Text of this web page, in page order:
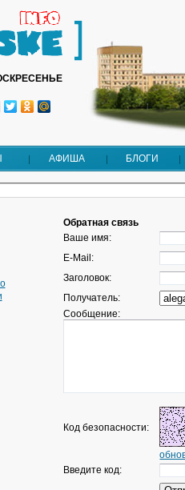
АФИША БЛОГИ
Обратная связь
Ваше имя:
E-Mail:
Заголовок:
Получатель:
Сообщение:
Код безопасности:
Введите код: